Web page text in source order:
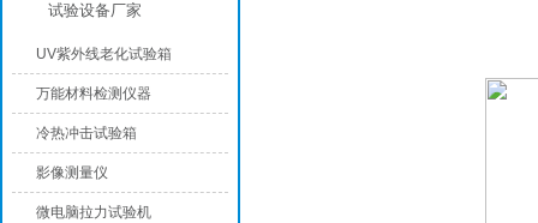
试验设备厂家
UV紫外线老化试验箱
万能材料检测仪器
冷热冲击试验箱
影像测量仪
微电脑拉力试验机